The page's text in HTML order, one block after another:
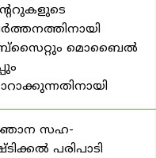
മൊബൈൽ
സഹ-
പരിപാടി